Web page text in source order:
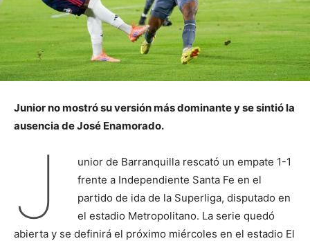
Junior no mostró su versión más dominante y se sintió la
ausencia de José Enamorado.
J
unior de Barranquilla rescató un empate 1-1
frente a Independiente Santa Fe en el
partido de ida de la Superliga, disputado en
el estadio Metropolitano. La serie quedó
abierta y se definirá el próximo miércoles en el estadio El